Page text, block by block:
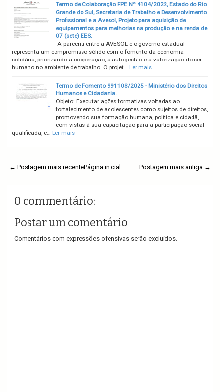
Termo de Colaboração FPE Nº 4104/2022, Estado do Rio
Grande do Sul, Secretaria de Trabalho e Desenvolvimento
Profissional e a Avesol, Projeto para aquisição de
equipamentos para melhorias na produção e na renda de
07 (sete) EES.
A parceria entre a AVESOL e o governo estadual
representa um compromisso sólido com o fomento da economia
solidária, priorizando a cooperação, a autogestão e a valorização do ser
humano no ambiente de trabalho. O projet…
Ler mais
Termo de Fomento 991103/2025 - Ministério dos Direitos
Humanos e Cidadania.
Objeto: Executar ações formativas voltadas ao
fortalecimento de adolescentes como sujeitos de direitos,
promovendo sua formação humana, política e cidadã,
com vistas à sua capacitação para a participação social
qualificada, c…
Ler mais
← Postagem mais recente Postagem mais antiga →
Página inicial
0 commentário:
Postar um comentário
Comentários com expressões ofensivas serão excluídos.